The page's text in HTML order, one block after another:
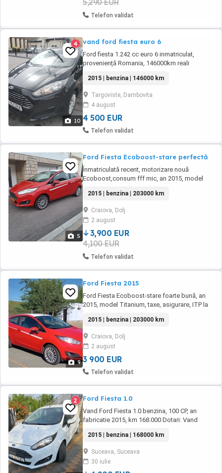
5,290 EUR
Telefon validat
10
4 vand ford fiesta euro 6
Ford fiesta 1.242 cc euro 6 inmatriculat,
proveniență Romania, 146000km reali
vertical. se poate pune Gpl ieftin( intre 2000 lei
si 3000 lei cummontaj inclus )fiind mpi nu
injecție directă, geamuri electrice față spate
Oglinzi electrice si incalzite senzori ...
2015 | benzina | 146000 km
Targoviste, Dambovita
4 august
4 500 EUR
Telefon validat
5
Ford Fiesta Ecoboost-stare perfectă
Înmatriculată recent, motorizare nouă
Ecoboost,consum fff mic, an 2015, model
ambientale opționale, comenzi volan,
tapițerie impecabilă. ITP 2027,taxe la zi.Preț
3900 euro. Telefon .
2015 | benzina | 203000 km
Craiova, Dolj
2 august
3,900 EUR
4,100 EUR
Telefon validat
9
Ford Fiesta 2015
Ford Fiesta Ecoboost-stare foarte bună, an
2015, model Titanium, taxe, asigurare, ITP la
3900 Euro. Telefon .
2015 | benzina | 203000 km
Craiova, Dolj
2 august
3 900 EUR
Telefon validat
2 Ford Fiesta 1.0
Vand Ford Fiesta 1.0 benzina, 100 CP, an
fabricatie 2015, km 168.000 Dotari: Vand
Masina este in stare perfecta de functionare,
fiind foarte bine intretinuta Dotari: Asistenta in
rampa Bluetooth USB Oglinzi electrice
Geamuri electrice fata Computer bord Cutie ...
2015 | benzina | 168000 km
Suceava, Suceava
30 iulie